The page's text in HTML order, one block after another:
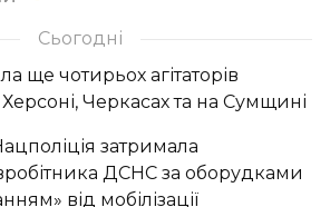
Сьогодні
ще чотирьох агітаторів
Черкасах та на Сумщині
затримала
ДСНС за оборудками
від мобілізації